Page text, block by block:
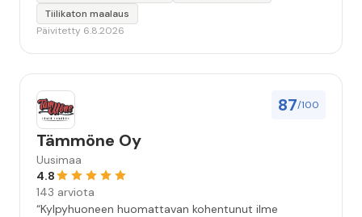
hyvä, yhteydenpito erinomaista, jälkityöt tehtiin
huolellisesti. Suosittelen. Erityiskiitos itse maalareille:
Tiilikaton maalaus
Päivitetty 6.8.2026
87/100
Tämmöne Oy
Uusimaa
4.8
143 arviota
“Kylpyhuoneen huomattavan kohentunut ilme